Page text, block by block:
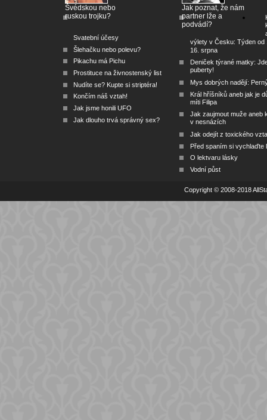
Švédskou nebo
ruskou trojku?
Svatební účesy
Šlehačku nebo polevu?
Pikachu má Pichu
Prostituce na živnostenský list
Nudíte se? Kupte si striptéra!
Končím náš vztah!
Jak jsme honili UFO
Jak dlouho trvá správný sex?
Jak poznat, že nám
partner lže a
podvádí?
výlety v Česku: Týden od
16. srpna
Deniček týrané matky:
puberty!
Mys dobrých nadějí:
Král hříšníků aneb jak je
míti Filipa
Jak zaujmout muže aneb
v nesnázích
Jak odejít z toxického
Před spaním si vychlaďte
O lektvaru lásky
Vodní půst
Copyright © 2008-2018